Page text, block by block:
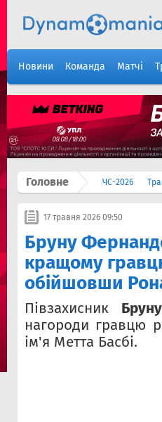
Новини Команда Матчі
Головне ЧС-2026
17 травня 2026 09:50
Бруну
кращому
обійшовши
Півзахисник
нагороди гравцю
ім'я Метта Басбі.